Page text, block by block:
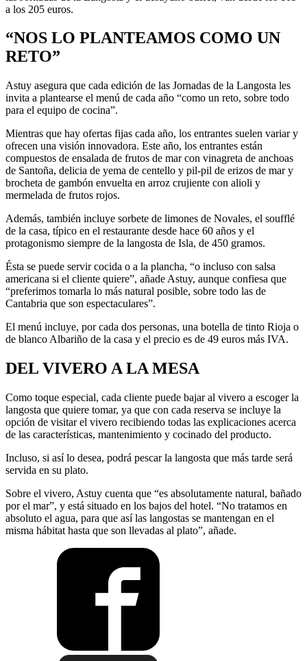
a los 205 euros.
“NOS LO PLANTEAMOS COMO UN
RETO”
Astuy asegura que cada edición de las Jornadas de la Langosta les
invita a plantearse el menú de cada año “como un reto, sobre todo
para el equipo de cocina”.
Mientras que hay ofertas fijas cada año, los entrantes suelen variar y
ofrecen una visión innovadora. Este año, los entrantes están
compuestos de ensalada de frutos de mar con vinagreta de anchoas
de Santoña, delicia de yema de centello y pil-pil de erizos de mar y
brocheta de gambón envuelta en arroz crujiente con alioli y
mermelada de frutos rojos.
Además, también incluye sorbete de limones de Novales, el soufflé
de la casa, típico en el restaurante desde hace 60 años y el
protagonismo siempre de la langosta de Isla, de 450 gramos.
Ésta se puede servir cocida o a la plancha, “o incluso con salsa
americana si el cliente quiere”, añade Astuy, aunque confiesa que
“preferimos tomarla lo más natural posible, sobre todo las de
Cantabria que son espectaculares”.
El menú incluye, por cada dos personas, una botella de tinto Rioja o
de blanco Albariño de la casa y el precio es de 49 euros más IVA.
DEL VIVERO A LA MESA
Como toque especial, cada cliente puede bajar al vivero a escoger la
langosta que quiere tomar, ya que con cada reserva se incluye la
opción de visitar el vivero recibiendo todas las explicaciones acerca
de las características, mantenimiento y cocinado del producto.
Incluso, si así lo desea, podrá pescar la langosta que más tarde será
servida en su plato.
Sobre el vivero, Astuy cuenta que “es absolutamente natural, bañado
por el mar”, y está situado en los bajos del hotel. “No tratamos en
absoluto el agua, para que así las langostas se mantengan en el
misma hábitat hasta que son llevadas al plato”, añade.